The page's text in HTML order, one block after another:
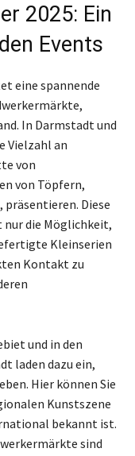
2025: Ein
Events
eine spannende
In Darmstadt und
Vielzahl an
von
von Töpfern,
Diese
nur die Möglichkeit,
Kleinserien
Kontakt zu
und in den
laden dazu ein,
Hier können Sie
Kunstszene
bekannt ist.
sind